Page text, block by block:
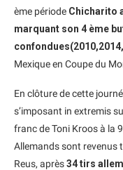
ème période Chicharito
marquant son 4 ème
Mexique en Coupe du
En clôture de cette
s’imposant in extremis
franc de Toni Kroos à la
Allemands sont revenus
Reus, après34 tirs